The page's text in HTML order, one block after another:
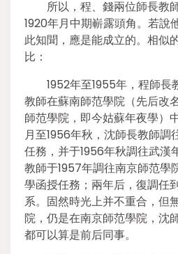
所以，程、錢兩位師長教
1920年月中期嶄露頭角。若說
此知聞，應是能成立的。相似
比：
1952年至1955年，程師
教師在蘇南師范學院（先后改
師范學院，即今姑蘇年夜學）
月至1956年秋，沈師長教師調
任務，并于1956年秋調往武漢
教師于1957年調往南京師范學
學函授任務；兩年后，復調任
系。固然時光上并不重合，但
院，仍是在南京師范學院，沈
都可以算是前后同事。